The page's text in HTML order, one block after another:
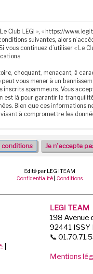
Le Club LEGI », « https://
suivantes, alors
continuez d’utiliser « Le
choquant, menaçant, à
vous mener à un
spammeurs. Vous
là pour garantir la
Bien que ces informations
à compromettre les
Edité par LEGI TEAM
Confidentialité | Conditions
LEGI TEAM
198 Avenue
92441 ISSY
📞
Mentions